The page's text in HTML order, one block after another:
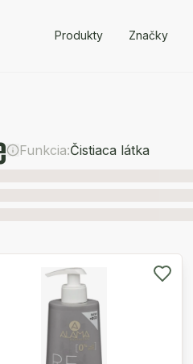
Produkty Značky
Funkcia:Čistiaca látka